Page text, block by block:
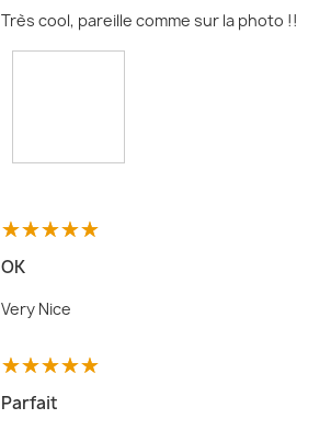
Très cool, pareille comme sur la photo !!
OK
Very Nice
Parfait